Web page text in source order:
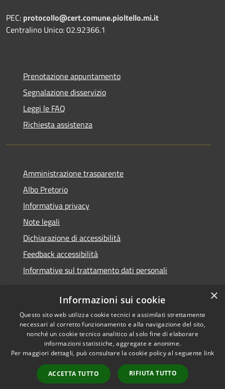
PEC: protocollo@cert.comune.pioltello.mi.it
Centralino Unico: 02.92366.1
Prenotazione appuntamento
Segnalazione disservizio
Leggi le FAQ
Richiesta assistenza
Amministrazione trasparente
Albo Pretorio
Informativa privacy
Note legali
Dichiarazione di accessibilità
Feedback accessibilità
Informative sul trattamento dati personali
RSS
Accessibilità
Cookie
Mappa del sito
Informativa trattamento
Copyright © 2026 • Comune di
Pioltello • Powered by
Municipium•Accesso
redazione
×
Informazioni sui cookie
Questo sito web utilizza cookie tecnici e assimilati strettamente
necessari al corretto funzionamento e alla navigazione del sito,
nonché un cookie tecnico analitico al solo fine di elaborare
informazioni statistiche, aggregate e anonime.
Per maggiori dettagli, può consultare la cookie policy al seguente link
ACCETTA TUTTO RIFIUTA TUTTO